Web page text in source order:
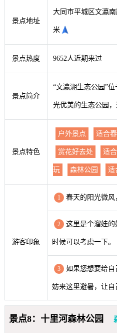
景点地址
大同市平城区文瀛
米
景点热度 9652人近期来过
景点简介
“文瀛湖生态公园”
光优美的生态公园，
景点特色
户外景点 适合
赏花好去处 适
玩 森林公园 适
游客印象
1 春天的阳光微
2 这里是个溜娃
时候可以考虑一下。
3 如果您想要给
妨来这里避暑，让自
景点8：十里河森林公园